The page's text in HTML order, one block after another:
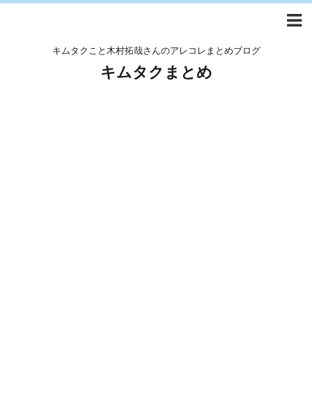
キムタクこと木村拓哉さんのアレコレまとめブログ
キムタクまとめ